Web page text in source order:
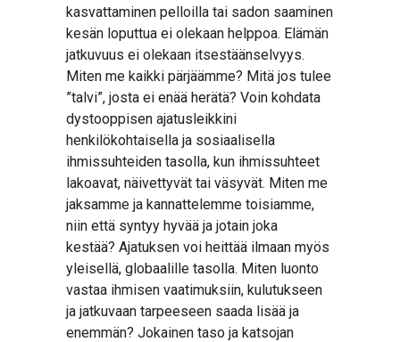
kasvattaminen pelloilla tai sadon saaminen
kesän loputtua ei olekaan helppoa. Elämän
jatkuvuus ei olekaan itsestäänselvyys.
Miten me kaikki pärjäämme? Mitä jos tulee
”talvi”, josta ei enää herätä? Voin kohdata
dystooppisen ajatusleikkini
henkilökohtaisella ja sosiaalisella
ihmissuhteiden tasolla, kun ihmissuhteet
lakoavat, näivettyvät tai väsyvät. Miten me
jaksamme ja kannattelemme toisiamme,
niin että syntyy hyvää ja jotain joka
kestää? Ajatuksen voi heittää ilmaan myös
yleisellä, globaalille tasolla. Miten luonto
vastaa ihmisen vaatimuksiin, kulutukseen
ja jatkuvaan tarpeeseen saada lisää ja
enemmän? Jokainen taso ja katsojan